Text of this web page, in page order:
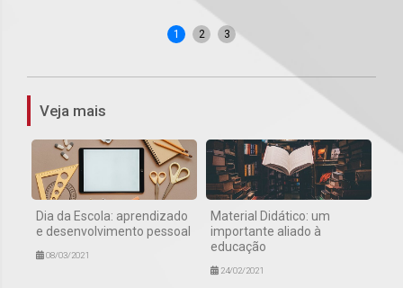
1 2 3
Veja mais
Dia da Escola: aprendizado
e desenvolvimento pessoal
08/03/2021
Material Didático: um
importante aliado à
educação
24/02/2021